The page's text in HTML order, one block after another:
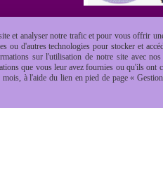
et analyser notre trafic et pour vous offrir
ou d'autres technologies pour stocker et
sur l'utilisation de notre site avec
que vous leur avez fournies ou qu'ils ont
à l'aide du lien en pied de page «